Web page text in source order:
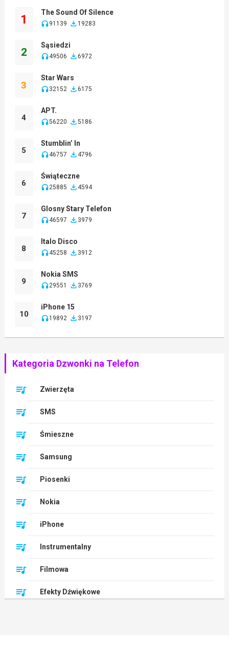
1
The Sound Of Silence
91139 19283
2
Sąsiedzi
49506 6972
3
Star Wars
32152 6175
4
APT.
56220 5186
5
Stumblin’ In
46757 4796
6
Świąteczne
25885 4594
7
Glosny Stary Telefon
46597 3979
8
Italo Disco
45258 3912
9
Nokia SMS
29551 3769
10
iPhone 15
19892 3197
Kategoria Dzwonki na Telefon
Zwierzęta
SMS
Śmieszne
Samsung
Piosenki
Nokia
iPhone
Instrumentalny
Filmowa
Efekty Dźwiękowe